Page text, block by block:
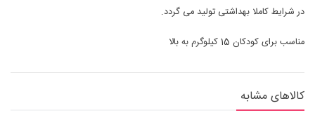
در شرایط کاملا بهداشتی تولید می گردد.
مناسب برای کودکان 15 کیلوگرم به بالا
کالاهای مشابه